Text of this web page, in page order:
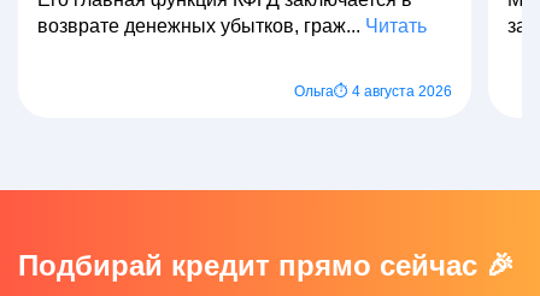
возврате денежных убытков, граж... Читать
Ольга⏱ 4 августа 2026
Подбирай кредит прямо сейчас 🎉